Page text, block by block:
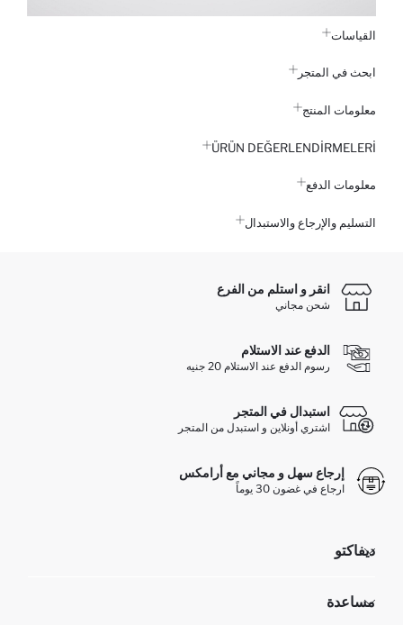
القياسات
ابحث في المتجر
معلومات المنتج
ÜRÜN DEĞERLENDİRMELERİ
معلومات الدفع
التسليم والإرجاع والاستبدال
انقر و استلم من الفرع
شحن مجاني
الدفع عند الاستلام
رسوم الدفع عند الاستلام 20 جنيه
استبدال في المتجر
اشتري أونلاين و استبدل من المتجر
إرجاع سهل و مجاني مع أرامكس
ارجاع في غضون 30 يوماً
ديفاكتو
تعرف علينا
مساعدة